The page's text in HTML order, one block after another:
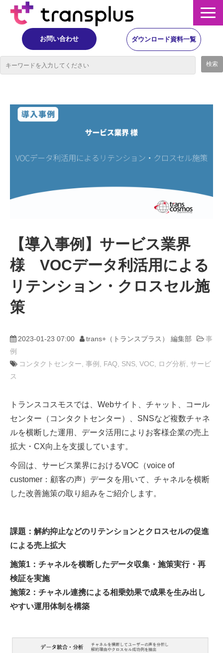
お問い合わせ ダウンロード資料一覧
イベント・レポート
ニュース
動画
trans-DXプロデューサー
【導入事例】サービス業界
様 VOCデータ利活用による
リテンション・クロスセル施
策
2023-01-23 07:00 trans+（トランスプラス） 編集部
事
例
コンタクトセンター 事例 FAQ SNS VOC ログ分析 サービ
ス
トランスコスモスでは、Webサイト、チャット、コール
センター（コンタクトセンター）、SNSなど複数チャネ
ルを横断した運用、データ活用によりお客様企業の売上
拡大・CX向上を支援しています。
今回は、サービス業界におけるVOC（voice of
customer：顧客の声）データを用いて、チャネルを横断
した改善施策の取り組みをご紹介します。
課題：解約抑止などのリテンションとクロスセルの促進
による売上拡大
施策1：チャネルを横断したデータ収集・施策実行・再
検証を実施
施策2：チャネル連携による相乗効果で成果を生み出し
やすい運用体制を構築